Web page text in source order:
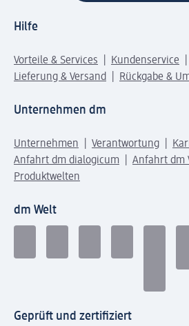
Hilfe
Vorteile & Services
Kundenservice
Lieferung & Versand
Rückgabe &
Unternehmen dm
Unternehmen Verantwortung
Anfahrt dm dialogicum
Anfahrt dm
Produktwelten
dm Welt
Geprüft und zertifiziert